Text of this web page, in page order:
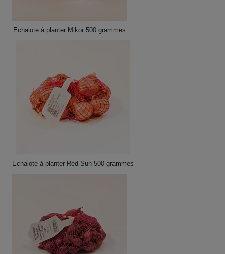
Echalote à planter Mikor 500 grammes
Echalote à planter Red Sun 500 grammes